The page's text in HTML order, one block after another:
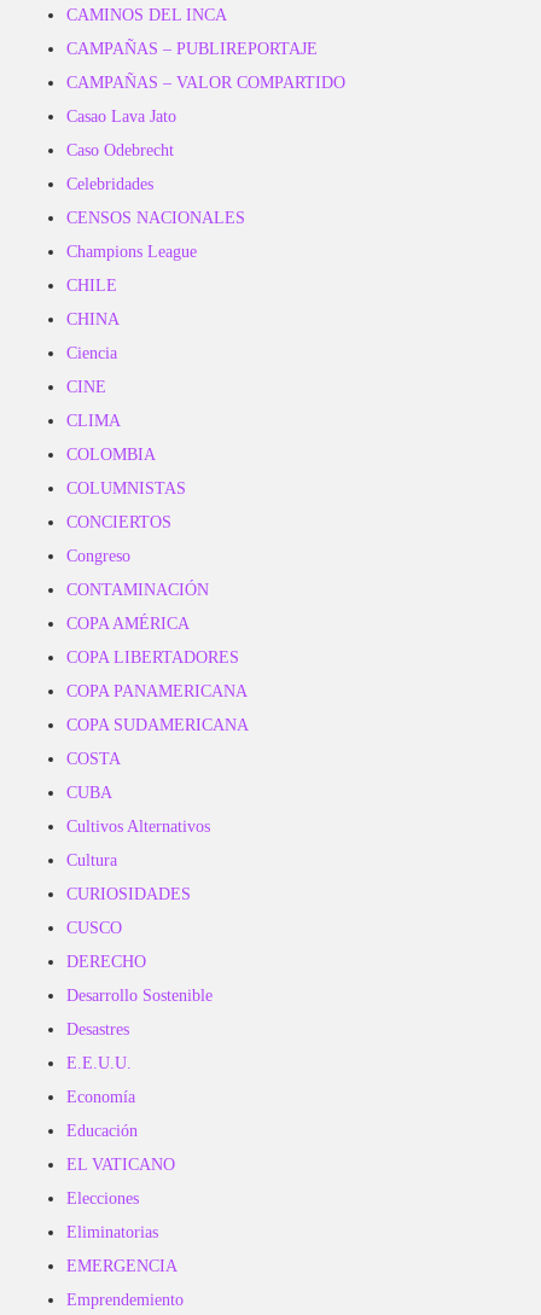
CAMINOS DEL INCA
CAMPAÑAS – PUBLIREPORTAJE
CAMPAÑAS – VALOR COMPARTIDO
Casao Lava Jato
Caso Odebrecht
Celebridades
CENSOS NACIONALES
Champions League
CHILE
CHINA
Ciencia
CINE
CLIMA
COLOMBIA
COLUMNISTAS
CONCIERTOS
Congreso
CONTAMINACIÓN
COPA AMÉRICA
COPA LIBERTADORES
COPA PANAMERICANA
COPA SUDAMERICANA
COSTA
CUBA
Cultivos Alternativos
Cultura
CURIOSIDADES
CUSCO
DERECHO
Desarrollo Sostenible
Desastres
E.E.U.U.
Economía
Educación
EL VATICANO
Elecciones
Eliminatorias
EMERGENCIA
Emprendemiento